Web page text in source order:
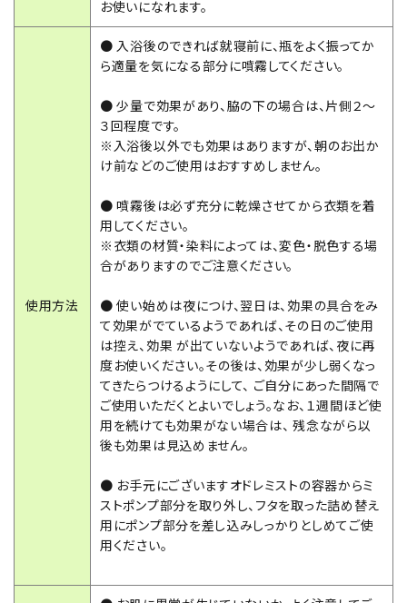
お使いになれます。
使用方法
● 入浴後のできれば就寝前に、瓶をよく振ってか
ら適量を気になる部分に噴霧してください。
● 少量で効果があり、脇の下の場合は、片側２～
３回程度です。
※入浴後以外でも効果はありますが、朝のお出か
け前などのご使用はおすすめしません。
● 噴霧後は必ず充分に乾燥させてから衣類を着
用してください。
※衣類の材質・染料によっては、変色・脱色する場
合がありますのでご注意ください。
● 使い始めは夜につけ、翌日は、効果の具合をみ
て効果がでているようであれば、その日のご使用
は控え、効果 が出ていないようであれば、夜に再
度お使いください。その後は、効果が少し弱くなっ
てきたらつけるようにして、 ご自分にあった間隔で
ご使用いただくとよいでしょう。なお、１週間ほど使
用を続けても効果がない場合は、 残念ながら以
後も効果は見込めません。
● お手元にございますオドレミストの容器からミ
ストポンプ部分を取り外し、フタを取った詰め替え
用にポンプ部分を差し込みしっかりとしめてご使
用ください。